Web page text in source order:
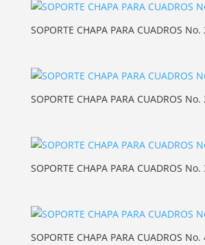
SOPORTE CHAPA PARA CUADROS No.
SOPORTE CHAPA PARA CUADROS No.
SOPORTE CHAPA PARA CUADROS No.
SOPORTE CHAPA PARA CUADROS No.